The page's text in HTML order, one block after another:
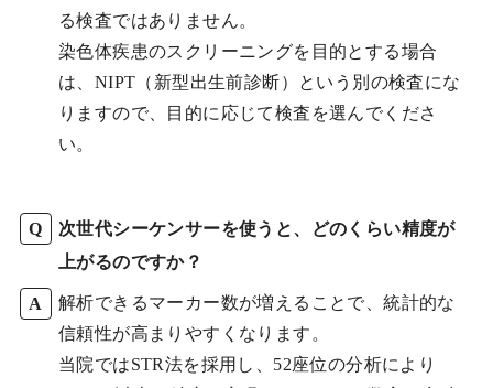
る検査ではありません。
染色体疾患のスクリーニングを目的とする場合
は、NIPT（新型出生前診断）という別の検査にな
りますので、目的に応じて検査を選んでくださ
い。
次世代シーケンサーを使うと、どのくらい精度が
上がるのですか？
解析できるマーカー数が増えることで、統計的な
信頼性が高まりやすくなります。
当院ではSTR法を採用し、52座位の分析により